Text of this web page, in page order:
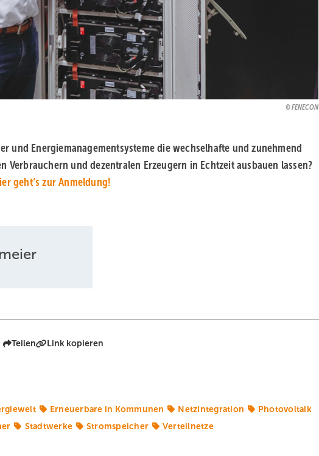
FENECON
und Energiemanagementsysteme die wechselhafte und zunehmend
und dezentralen Erzeugern in Echtzeit ausbauen lassen?
geht‘s zur Anmeldung!
Teilen Link kopieren
Erneuerbare in Kommunen Netzintegration
Photovoltaik
Stadtwerke Stromspeicher Verteilnetze